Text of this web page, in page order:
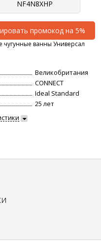
промокод на 5%
чугунные ванны Универсал
Великобритания
CONNECT
Ideal Standard
25 лет